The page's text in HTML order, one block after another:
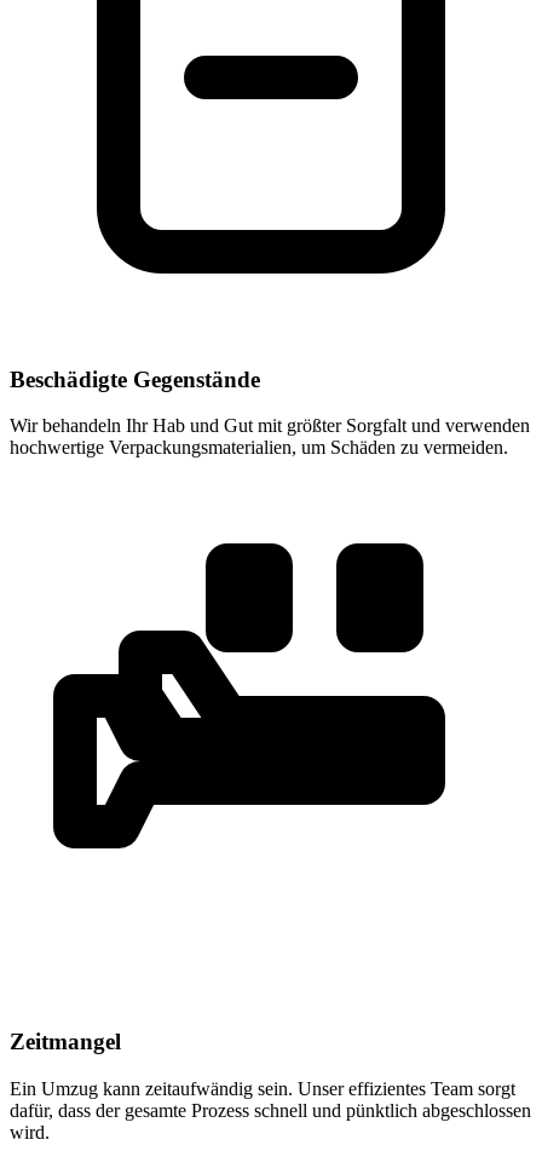
Beschädigte Gegenstände
Wir behandeln Ihr Hab und Gut mit größter Sorgfalt und verwenden
hochwertige Verpackungsmaterialien, um Schäden zu vermeiden.
Zeitmangel
Ein Umzug kann zeitaufwändig sein. Unser effizientes Team sorgt
dafür, dass der gesamte Prozess schnell und pünktlich abgeschlossen
wird.